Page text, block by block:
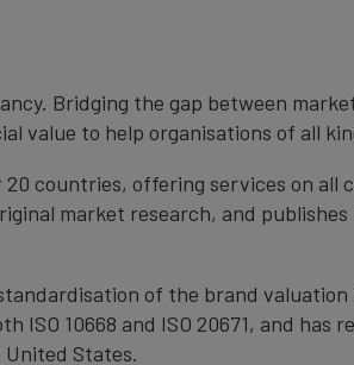
Bridging the gap between
value to help organisations of all
countries, offering services on all
market research, and
of the brand
10668 and ISO 20671, and has
States.